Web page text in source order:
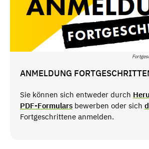
ANMELDUNG
Sie können sich entweder durch
PDF-Formulars bewerben oder sich
Fortgeschrittene anmelden.